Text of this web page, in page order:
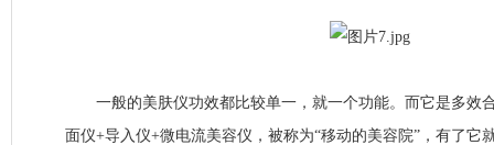
一般的美肤仪功效都比较单一，就一个功能。而它是多效
面仪+导入仪+微电流美容仪，被称为“移动的美容院”，有了它